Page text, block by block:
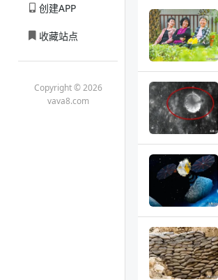
创建APP
收藏站点
Copyright © 2026
vava8.com